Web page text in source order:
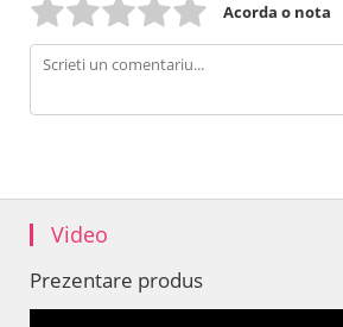
Acorda o nota
Video
Prezentare produs